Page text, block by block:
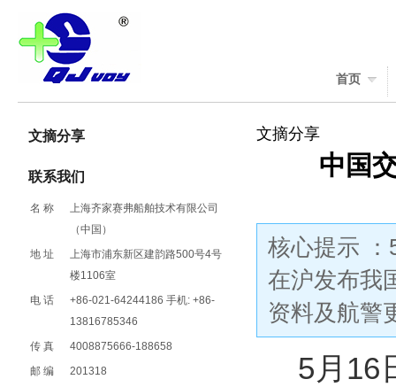
首页
文摘分享
联系我们
名 称
上海齐家赛弗船舶技术有限公司
（中国）
地 址
上海市浦东新区建韵路500号4号
楼1106室
电 话
+86-021-64244186 手机: +86-
13816785346
传 真
4008875666-188658
邮 编
201318
文摘分享
中国
核心提示
在沪发布我
资料及航警
5月16